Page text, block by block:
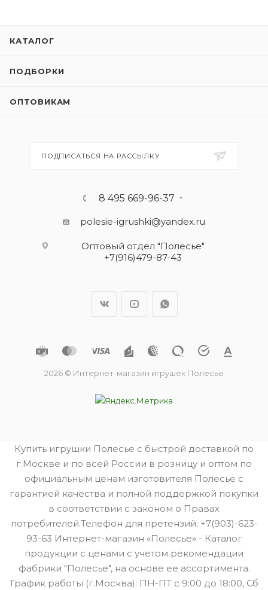
КАТАЛОГ
ПОДБОРКИ
ОПТОВИКАМ
ПОДПИСАТЬСЯ НА РАССЫЛКУ
8 495 669-96-37
polesie-igrushki@yandex.ru
Оптовый отдел "Полесье"
+7(916)479-87-43
2026 © Интернет-магазин игрушек Полесье
Купить игрушки Полесье с быстрой доставкой по
г.Москве и по всей России в розницу и оптом по
официальным ценам изготовителя Полесье с
гарантией качества и полной поддержкой покупки
в соответствии с законом о Правах
потребителей.Телефон для претензий: +7(903)-623-
93-63 Интернет-магазин «Полесье» - Каталог
продукции с ценами с учетом рекомендации
фабрики "Полесье", на основе ее ассортимента.
График работы (г.Москва): ПН-ПТ с 9:00 до 18:00, Сб